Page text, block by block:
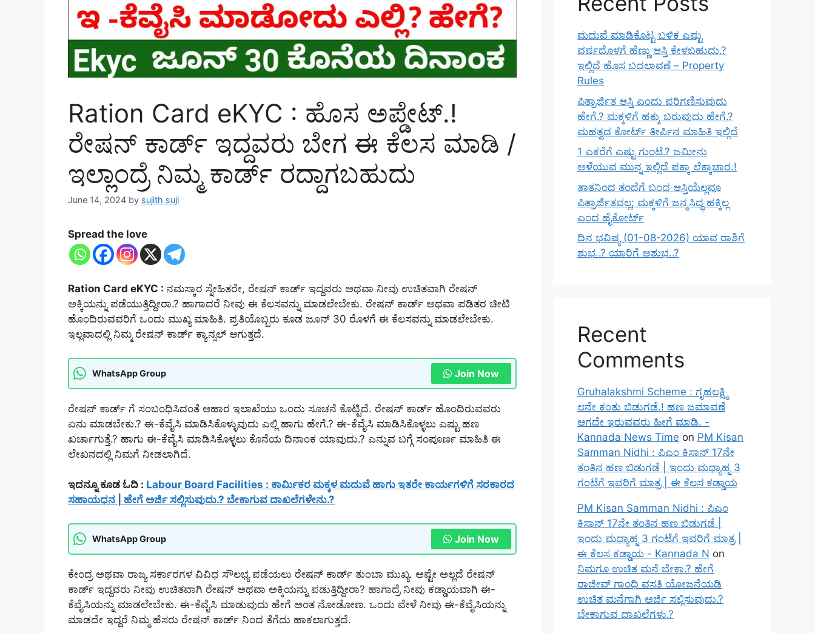
Ration Card eKYC : ಹೊಸ ಅಪ್ಡೇಟ್.!
ರೇಷನ್ ಕಾರ್ಡ್ ಇದ್ದವರು ಬೇಗ ಈ ಕೆಲಸ ಮಾಡಿ /
ಇಲ್ಲಾಂದ್ರೆ ನಿಮ್ಮ ಕಾರ್ಡ್ ರದ್ದಾಗಬಹುದು
June 14, 2024 by sujith suji
Spread the love
Ration Card eKYC : ನಮಸ್ಕಾರ ಸ್ನೇಹಿತರೇ, ರೇಷನ್ ಕಾರ್ಡ್ ಇದ್ದವರು ಅಥವಾ ನೀವು ಉಚಿತವಾಗಿ ರೇಷನ್
ಅಕ್ಕಿಯನ್ನು ಪಡೆಯುತ್ತಿದ್ದೀರಾ.? ಹಾಗಾದರೆ ನೀವು ಈ ಕೆಲಸವನ್ನು ಮಾಡಲೇಬೇಕು. ರೇಷನ್ ಕಾರ್ಡ್ ಅಥವಾ ಪಡಿತರ ಚೀಟಿ
ಹೊಂದಿರುವವರಿಗೆ ಒಂದು ಮುಖ್ಯ ಮಾಹಿತಿ. ಪ್ರತಿಯೊಬ್ಬರು ಕೂಡ ಜೂನ್ 30 ರೊಳಗೆ ಈ ಕೆಲಸವನ್ನು ಮಾಡಲೇಬೇಕು.
ಇಲ್ಲವಾದಲ್ಲಿ ನಿಮ್ಮ ರೇಷನ್ ಕಾರ್ಡ್ ಕ್ಯಾನ್ಸಲ್ ಆಗುತ್ತದೆ.
WhatsApp Group Join Now
ರೇಷನ್ ಕಾರ್ಡ್ ಗೆ ಸಂಬಂಧಿಸಿದಂತೆ ಆಹಾರ ಇಲಾಖೆಯು ಒಂದು ಸೂಚನೆ ಕೊಟ್ಟಿದೆ. ರೇಷನ್ ಕಾರ್ಡ್ ಹೊಂದಿರುವವರು
ಏನು ಮಾಡಬೇಕು.? ಈ-ಕೆವೈಸಿ ಮಾಡಿಸಿಕೊಳ್ಳುವುದು ಎಲ್ಲಿ ಹಾಗು ಹೇಗೆ.? ಈ-ಕೆವೈಸಿ ಮಾಡಿಸಿಕೊಳ್ಳಲು ಎಷ್ಟು ಹಣ
ಖರ್ಚಾಗುತ್ತೆ.? ಹಾಗು ಈ-ಕೆವೈಸಿ ಮಾಡಿಸಿಕೊಳ್ಳಲು ಕೊನೆಯ ದಿನಾಂಕ ಯಾವುದು.? ಎನ್ನುವ ಬಗ್ಗೆ ಸಂಪೂರ್ಣ ಮಾಹಿತಿ ಈ
ಲೇಖನದಲ್ಲಿ ನಿಮಗೆ ನೀಡಲಾಗಿದೆ.
ಇದನ್ನೂ ಕೂಡ ಓದಿ : Labour Board Facilities : ಕಾರ್ಮಿಕರ ಮಕ್ಕಳ ಮದುವೆ ಹಾಗು ಇತರೇ ಕಾರ್ಯಗಳಿಗೆ ಸರಕಾರದ
ಸಹಾಯಧನ | ಹೇಗೆ ಅರ್ಜಿ ಸಲ್ಲಿಸುವುದು.? ಬೇಕಾಗುವ ದಾಖಲೆಗಳೇನು.?
WhatsApp Group Join Now
ಕೇಂದ್ರ ಅಥವಾ ರಾಜ್ಯ ಸರ್ಕಾರಗಳ ವಿವಿಧ ಸೌಲಭ್ಯ ಪಡೆಯಲು ರೇಷನ್ ಕಾರ್ಡ್ ತುಂಬಾ ಮುಖ್ಯ. ಅಷ್ಟೇ ಅಲ್ಲದೆ ರೇಷನ್
ಕಾರ್ಡ್ ಇದ್ದವರು ನೀವು ಉಚಿತವಾಗಿ ರೇಷನ್ ಅಥವಾ ಅಕ್ಕಿಯನ್ನು ಪಡುತ್ತಿದ್ದೀರಾ? ಹಾಗಾದ್ರೆ ನೀವು ಕಡ್ಡಾಯವಾಗಿ ಈ-
ಕೆವೈಸಿಯನ್ನು ಮಾಡಲೇಬೇಕು. ಈ-ಕೆವೈಸಿ ಮಾಡುವುದು ಹೇಗೆ ಅಂತ ನೋಡೋಣ. ಒಂದು ವೇಳೆ ನೀವು ಈ-ಕೆವೈಸಿಯನ್ನು
ಮಾಡದೇ ಇದ್ದರೆ ನಿಮ್ಮ ಹೆಸರು ರೇಷನ್ ಕಾರ್ಡ್ ನಿಂದ ತೆಗೆದು ಹಾಕಲಾಗುತ್ತದೆ.
ಮದುವೆ ಮಾಡಿಕೊಟ್ಟ ಬಳಿಕ ಎಷ್ಟು
ವರ್ಷದೊಳಗೆ ಹೆಣ್ಣು ಆಸ್ತಿ ಕೇಳಬಹುದು.?
ಇಲ್ಲಿದೆ ಹೊಸ ಬದಲಾವಣೆ – Property
Rules
ಪಿತ್ರಾರ್ಜಿತ ಆಸ್ತಿ ಎಂದು ಪರಿಗಣಿಸುವುದು
ಹೇಗೆ.? ಮಕ್ಕಳಿಗೆ ಹಕ್ಕು ಬರುವುದು ಹೇಗೆ.?
ಮಹತ್ವದ ಕೋರ್ಟ್ ತೀರ್ಪಿನ ಮಾಹಿತಿ ಇಲ್ಲಿದೆ
1 ಎಕರೆಗೆ ಎಷ್ಟು ಗುಂಟೆ.? ಜಮೀನು
ಅಳೆಯುವ ಮುನ್ನ ಇಲ್ಲಿದೆ ಪಕ್ಕಾ ಲೆಕ್ಕಾಚಾರ.!
ತಾತನಿಂದ ತಂದೆಗೆ ಬಂದ ಆಸ್ತಿಯೆಲ್ಲವೂ
ಪಿತ್ರಾರ್ಜಿತವಲ್ಲ; ಮಕ್ಕಳಿಗೆ ಜನ್ಮಸಿದ್ಧ ಹಕ್ಕಿಲ್ಲ
ಎಂದ ಹೈಕೋರ್ಟ್
ದಿನ ಭವಿಷ್ಯ (01-08-2026) ಯಾವ ರಾಶಿಗೆ
ಶುಭ..? ಯಾರಿಗೆ ಅಶುಭ..?
Recent
Comments
Gruhalakshmi Scheme : ಗೃಹಲಕ್ಷ್ಮಿ
೮ನೇ ಕಂತು ಬಿಡುಗಡೆ.! ಹಣ ಜಮಾವಣೆ
ಆಗದೇ ಇರುವವರು ಹೀಗೆ ಮಾಡಿ. -
Kannada News Time on PM Kisan
Samman Nidhi : ಪಿಎಂ ಕಿಸಾನ್ 17ನೇ
ತಂತಿನ ಹಣ ಬಿಡುಗಡೆ | ಇಂದು ಮಧ್ಯಾಹ್ನ 3
ಗಂಟೆಗೆ ಇವರಿಗೆ ಮಾತ್ರ | ಈ ಕೆಲಸ ಕಡ್ಡಾಯ
PM Kisan Samman Nidhi : ಪಿಎಂ
ಕಿಸಾನ್ 17ನೇ ತಂತಿನ ಹಣ ಬಿಡುಗಡೆ |
ಇಂದು ಮಧ್ಯಾಹ್ನ 3 ಗಂಟೆಗೆ ಇವರಿಗೆ ಮಾತ್ರ |
ಈ ಕೆಲಸ ಕಡ್ಡಾಯ - Kannada N on
ನಿಮಗೂ ಉಚಿತ ಮನೆ ಬೇಕಾ.? ಹೇಗೆ
ರಾಜೀವ್ ಗಾಂಧಿ ವಸತಿ ಯೋಜನೆಯಡಿ
ಉಚಿತ ಮನೆಗಾಗಿ ಅರ್ಜಿ ಸಲ್ಲಿಸುವುದು.?
ಬೇಕಾಗುವ ದಾಖಲೆಗಳು.?